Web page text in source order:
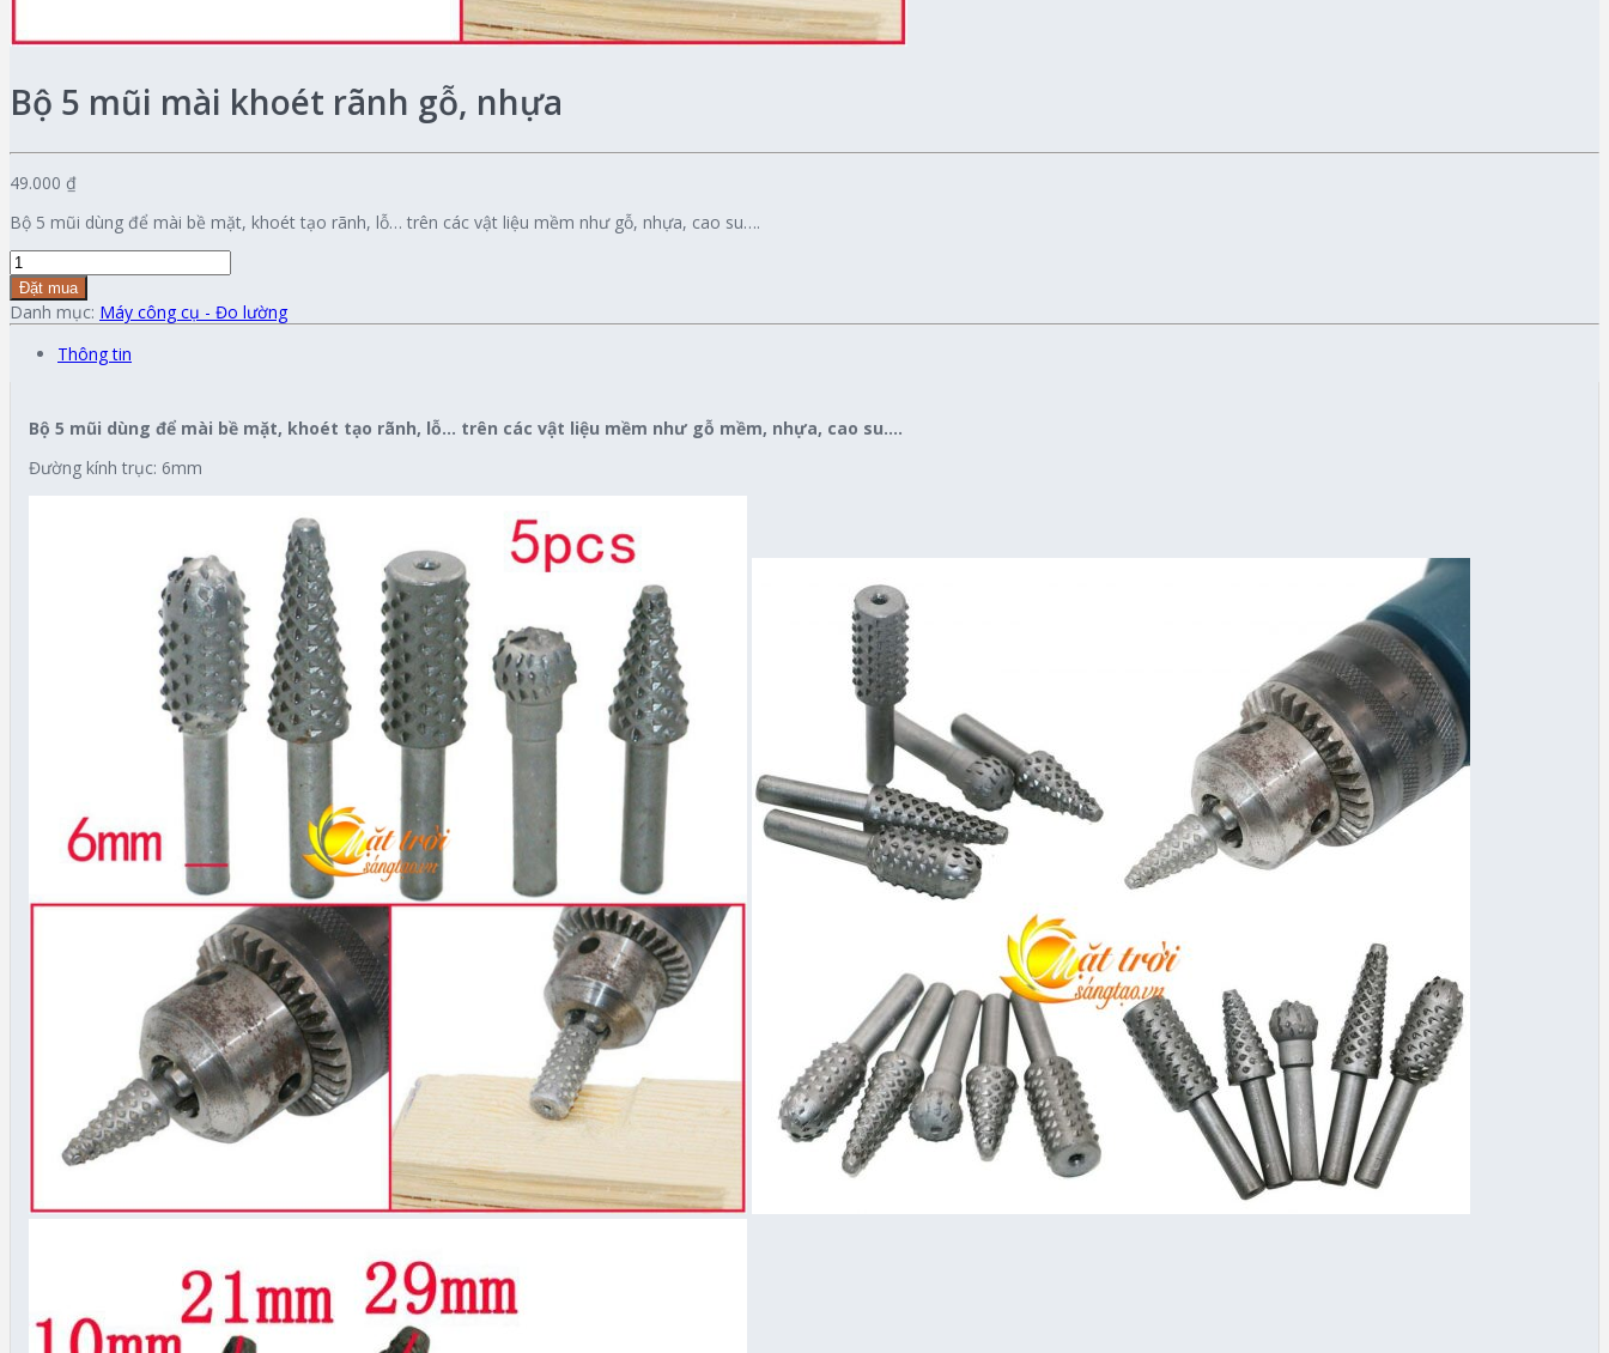
Bộ 5 mũi mài khoét rãnh gỗ, nhựa
49.000 ₫
Bộ 5 mũi dùng để mài bề mặt, khoét tạo rãnh, lỗ… trên các vật liệu mềm như gỗ, nhựa, cao su….
Đặt mua
Danh mục: Máy công cụ - Đo lường
Thông tin
Bộ 5 mũi dùng để mài bề mặt, khoét tạo rãnh, lỗ… trên các vật liệu mềm như gỗ mềm, nhựa, cao su….
Đường kính trục: 6mm